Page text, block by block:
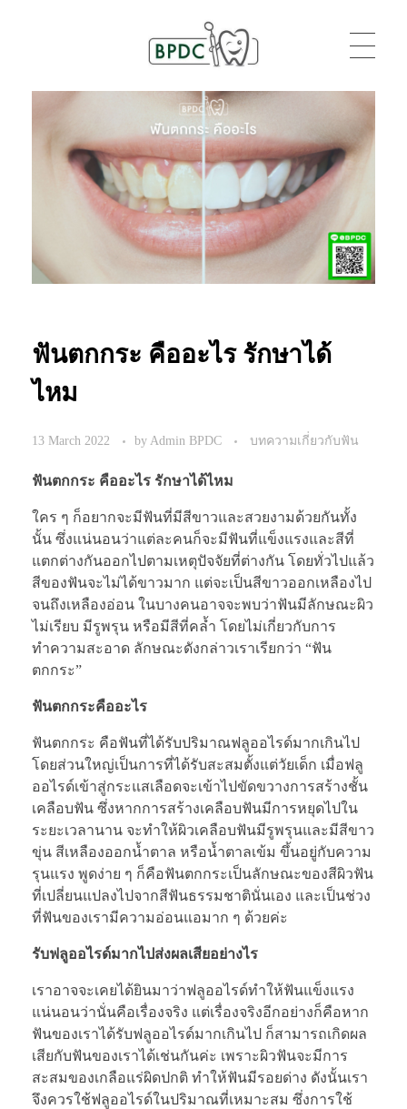
BPDC
ฟันตกกระ คืออะไร รักษาได้
ไหม
13 March 2022 byAdmin BPDC บทความเกี่ยวกับฟัน
ฟันตกกระ คืออะไร รักษาได้ไหม
ใคร ๆ ก็อยากจะมีฟันที่มีสีขาวและสวยงามด้วยกันทั้ง
นั้น ซึ่งแน่นอนว่าแต่ละคนก็จะมีฟันที่แข็งแรงและสีที่
แตกต่างกันออกไปตามเหตุปัจจัยที่ต่างกัน โดยทั่วไปแล้ว
สีของฟันจะไม่ได้ขาวมาก แต่จะเป็นสีขาวออกเหลืองไป
จนถึงเหลืองอ่อน ในบางคนอาจจะพบว่าฟันมีลักษณะผิว
ไม่เรียบ มีรูพรุน หรือมีสีที่คล้ำ โดยไม่เกี่ยวกับการ
ทำความสะอาด ลักษณะดังกล่าวเราเรียกว่า “ฟัน
ตกกระ”
ฟันตกกระคืออะไร
ฟันตกกระ คือฟันที่ได้รับปริมาณฟลูออไรด์มากเกินไป
โดยส่วนใหญ่เป็นการที่ได้รับสะสมตั้งแต่วัยเด็ก เมื่อฟลู
ออไรด์เข้าสู่กระแสเลือดจะเข้าไปขัดขวางการสร้างชั้น
เคลือบฟัน ซึ่งหากการสร้างเคลือบฟันมีการหยุดไปใน
ระยะเวลานาน จะทำให้ผิวเคลือบฟันมีรูพรุนและมีสีขาว
ขุ่น สีเหลืองออกน้ำตาล หรือน้ำตาลเข้ม ขึ้นอยู่กับความ
รุนแรง พูดง่าย ๆ ก็คือฟันตกกระเป็นลักษณะของสีผิวฟัน
ที่เปลี่ยนแปลงไปจากสีฟันธรรมชาตินั่นเอง และเป็นช่วง
ที่ฟันของเรามีความอ่อนแอมาก ๆ ด้วยค่ะ
รับฟลูออไรด์มากไปส่งผลเสียอย่างไร
เราอาจจะเคยได้ยินมาว่าฟลูออไรด์ทำให้ฟันแข็งแรง
แน่นอนว่านั่นคือเรื่องจริง แต่เรื่องจริงอีกอย่างก็คือหาก
ฟันของเราได้รับฟลูออไรด์มากเกินไป ก็สามารถเกิดผล
เสียกับฟันของเราได้เช่นกันค่ะ เพราะผิวฟันจะมีการ
สะสมของเกลือแร่ผิดปกติ ทำให้ฟันมีรอยด่าง ดังนั้นเรา
จึงควรใช้ฟลูออไรด์ในปริมาณที่เหมาะสม ซึ่งการใช้